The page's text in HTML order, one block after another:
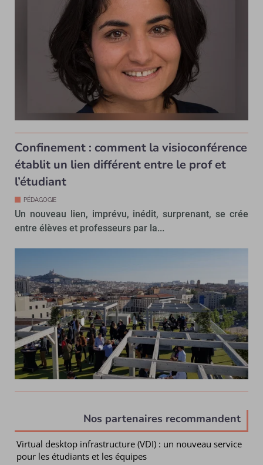
Confinement : comment la visioconférence
établit un lien différent entre le prof et
l’étudiant
PÉDAGOGIE
Un nouveau lien, imprévu, inédit, surprenant, se crée
entre élèves et professeurs par la...
Nos partenaires recommandent
Virtual desktop infrastructure (VDI) : un nouveau service
pour les étudiants et les équipes